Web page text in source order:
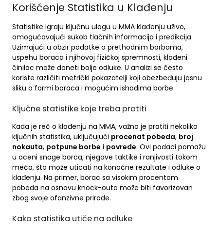
Korišćenje Statistika u Klađenju
Statistike igraju ključnu ulogu u MMA klađenju uživo,
omogućavajući sukob tlačnih informacija i predikcija.
Uzimajući u obzir podatke o prethodnim borbama,
uspehu boraca i njihovoj fizičkoj spremnosti, klađeni
činilac može doneti bolje odluke. U analizi se često
koriste različiti metrički pokazatelji koji obezbeđuju jasnu
sliku o formi boraca i mogućim ishodima borbe.
Ključne statistike koje treba pratiti
Kada je reč o klađenju na MMA, važno je pratiti nekoliko
ključnih statistika, uključujući procenat pobeda, broj
nokauta, potpune borbe i povrede. Ovi podaci pomažu
u oceni snage borca, njegove taktike i ranjivosti tokom
meča, što može uticati na konačne rezultate i odluke o
klađenju. Na primer, borac sa visokim procentom
pobeda na osnovu knock-outa može biti favorizovan
zbog svoje ofanzivne prirode.
Kako statistika utiče na odluke